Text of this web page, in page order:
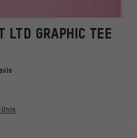
LTD GRAPHIC TEE